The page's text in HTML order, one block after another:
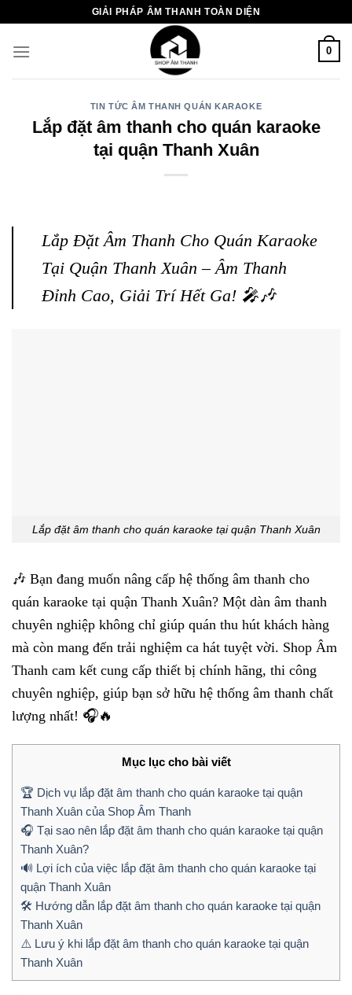
nội
GIẢI PHÁP ÂM THANH TOÀN DIỆN
0
TIN TỨC ÂM THANH QUÁN KARAOKE
Lắp đặt âm thanh cho quán karaoke
tại quận Thanh Xuân
Lắp Đặt Âm Thanh Cho Quán Karaoke
Tại Quận Thanh Xuân – Âm Thanh
Đỉnh Cao, Giải Trí Hết Ga! 🎤🎶
Lắp đặt âm thanh cho quán karaoke tại quận Thanh Xuân
🎶 Bạn đang muốn nâng cấp hệ thống âm thanh cho
quán karaoke tại quận Thanh Xuân? Một dàn âm thanh
chuyên nghiệp không chỉ giúp quán thu hút khách hàng
mà còn mang đến trải nghiệm ca hát tuyệt vời. Shop Âm
Thanh cam kết cung cấp thiết bị chính hãng, thi công
chuyên nghiệp, giúp bạn sở hữu hệ thống âm thanh chất
lượng nhất! 🎧🔥
Mục lục cho bài viết
🏆 Dịch vụ lắp đặt âm thanh cho quán karaoke tại quận
Thanh Xuân của Shop Âm Thanh
🎧 Tại sao nên lắp đặt âm thanh cho quán karaoke tại quận
Thanh Xuân?
🔊 Lợi ích của việc lắp đặt âm thanh cho quán karaoke tại
quận Thanh Xuân
🛠 Hướng dẫn lắp đặt âm thanh cho quán karaoke tại quận
Thanh Xuân
⚠️ Lưu ý khi lắp đặt âm thanh cho quán karaoke tại quận
Thanh Xuân